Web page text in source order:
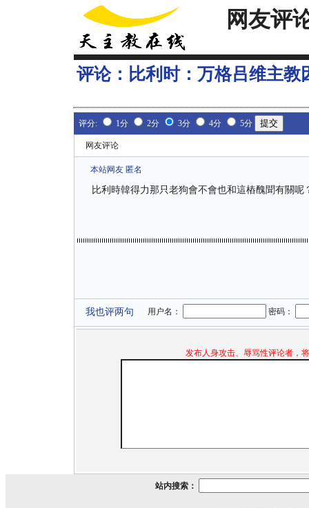
网友评
评论： 比利时：万格吕维主
评分: 1分 2分 3分 4分 5分
网友评论
本站网友 匿名
比利時韓得力那只老狗會不會也和這樁醜聞有關呢
我也评两句 用户名： 密码：
发布人身攻击、辱骂性评论者，
站内搜索：